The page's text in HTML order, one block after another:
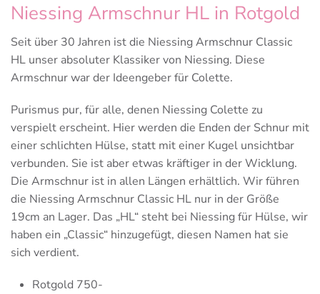
Menge
Niessing Armschnur HL in Rotgold
Seit über 30 Jahren ist die Niessing Armschnur Classic
HL unser absoluter Klassiker von Niessing. Diese
Armschnur war der Ideengeber für Colette.
Purismus pur, für alle, denen Niessing Colette zu
verspielt erscheint. Hier werden die Enden der Schnur mit
einer schlichten Hülse, statt mit einer Kugel unsichtbar
verbunden. Sie ist aber etwas kräftiger in der Wicklung.
Die Armschnur ist in allen Längen erhältlich. Wir führen
die Niessing Armschnur Classic HL nur in der Größe
19cm an Lager. Das „HL“ steht bei Niessing für Hülse, wir
haben ein „Classic“ hinzugefügt, diesen Namen hat sie
sich verdient.
Rotgold 750-